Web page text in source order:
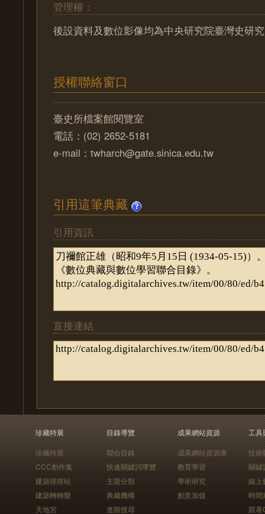
管理權：
後設資料及數位影像均為中央研究院臺灣史研
授權聯絡窗口
臺史所檔案館閱覽室
電話：(02) 2652-5181
e-mail：twharch@gate.sinica.edu.tw
引用這筆典藏
引用資訊
直接連結
珍藏特展
珍藏特展
CCC創作集
建築排排站
建築轉轉樂
天地宮
目錄導覽
聯合目錄
快速關鍵詞導覽
主題分類
典藏機構
進階搜尋
成果網站資源
成果網站資源庫
教育學習
學術研究
創意加值
工具
技術
關鍵
線上
時間
跟